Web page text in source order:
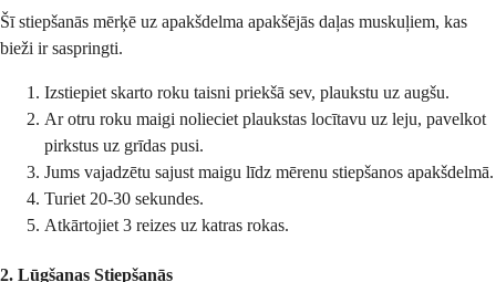
Šī stiepšanās mērķē uz apakšdelma apakšējās daļas muskuļiem, kas
bieži ir saspringti.
Izstiepiet skarto roku taisni priekšā sev, plaukstu uz augšu.
Ar otru roku maigi nolieciet plaukstas locītavu uz leju, pavelkot
pirkstus uz grīdas pusi.
Jums vajadzētu sajust maigu līdz mērenu stiepšanos apakšdelmā.
Turiet 20-30 sekundes.
Atkārtojiet 3 reizes uz katras rokas.
2. Lūgšanas Stiepšanās